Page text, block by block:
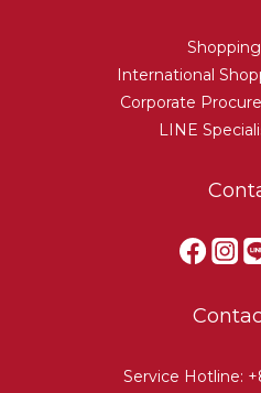
International
Corporate
LINE
Service Hotline: